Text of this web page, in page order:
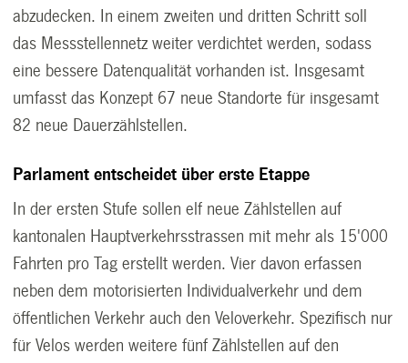
abzudecken. In einem zweiten und dritten Schritt soll
das Messstellennetz weiter verdichtet werden, sodass
eine bessere Datenqualität vorhanden ist. Insgesamt
umfasst das Konzept 67 neue Standorte für insgesamt
82 neue Dauerzählstellen.
Parlament entscheidet über erste Etappe
In der ersten Stufe sollen elf neue Zählstellen auf
kantonalen Hauptverkehrsstrassen mit mehr als 15'000
Fahrten pro Tag erstellt werden. Vier davon erfassen
neben dem motorisierten Individualverkehr und dem
öffentlichen Verkehr auch den Veloverkehr. Spezifisch nur
für Velos werden weitere fünf Zählstellen auf den